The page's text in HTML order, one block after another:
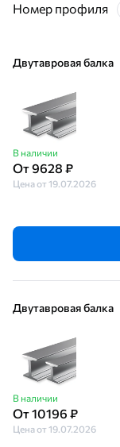
Номер профиля
Двутавровая балка
В наличии
От 9628 ₽
Цена от 19.07.2026
Двутавровая балка
В наличии
От 10196 ₽
Цена от 19.07.2026